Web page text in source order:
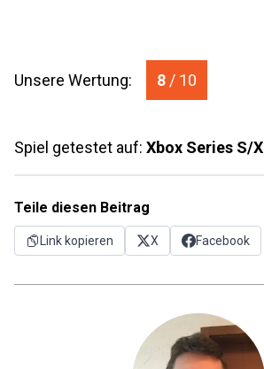
Unsere Wertung: 8 / 10
Spiel getestet auf: Xbox Series S/X
Teile diesen Beitrag
Link kopieren X Facebook